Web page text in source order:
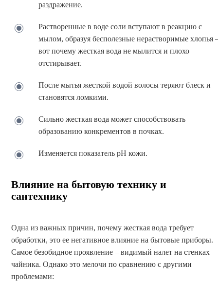
раздражение.
Растворенные в воде соли вступают в реакцию с
мылом, образуя бесполезные нерастворимые хлопья
вот почему жесткая вода не мылится и плохо
отстирывает.
После мытья жесткой водой волосы теряют блеск и
становятся ломкими.
Сильно жесткая вода может способствовать
образованию конкрементов в почках.
Изменяется показатель pH кожи.
Влияние на бытовую технику и
сантехнику
Одна из важных причин, почему жесткая вода требует
обработки, это ее негативное влияние на бытовые приборы.
Самое безобидное проявление – видимый налет на стенках
чайника. Однако это мелочи по сравнению с другими
проблемами: